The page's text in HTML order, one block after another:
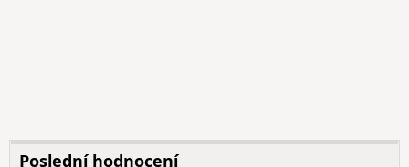
Poslední hodnocení